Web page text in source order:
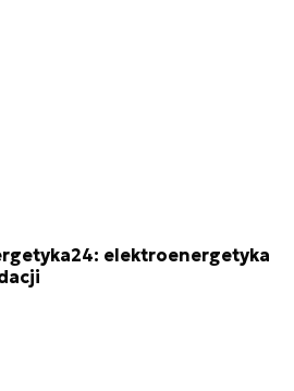
elektroenergetyka